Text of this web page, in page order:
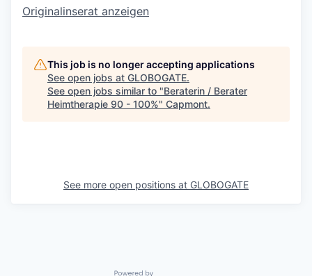
Originalinserat anzeigen
This job is no longer accepting applications
See open jobs at GLOBOGATE.
See open jobs similar to "Beraterin / Berater
Heimtherapie 90 - 100%" Capmont.
See more open positions at GLOBOGATE